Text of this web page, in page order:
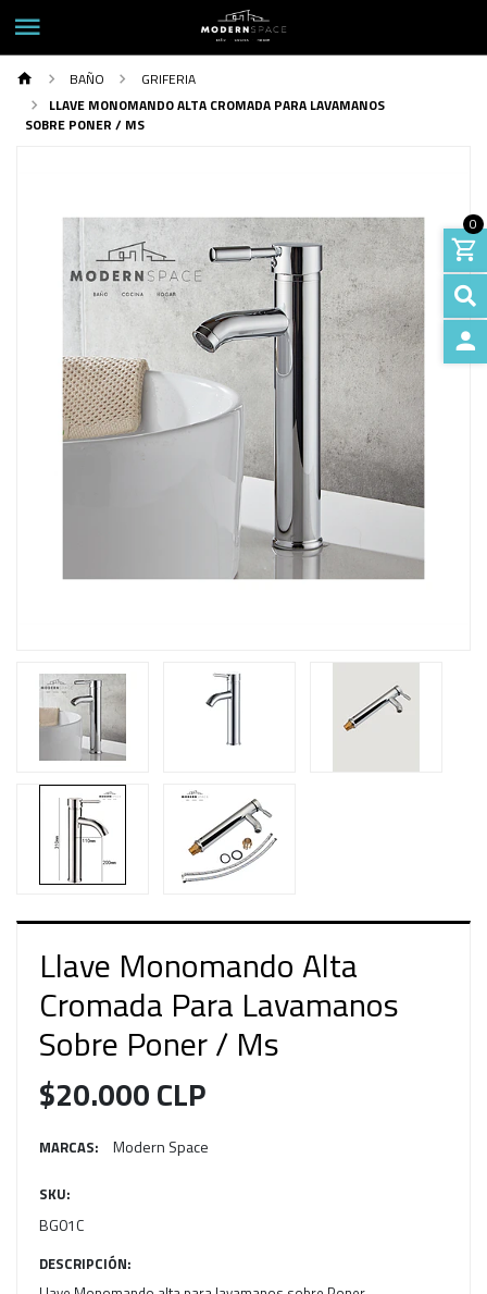
0
BAÑO
GRIFERIA
LLAVE MONOMANDO ALTA CROMADA PARA LAVAMANOS
SOBRE PONER / MS
Previous
Llave Monomando Alta
Cromada Para Lavamanos
Sobre Poner / Ms
$20.000 CLP
MARCAS: Modern Space
SKU:
BG01C
DESCRIPCIÓN: